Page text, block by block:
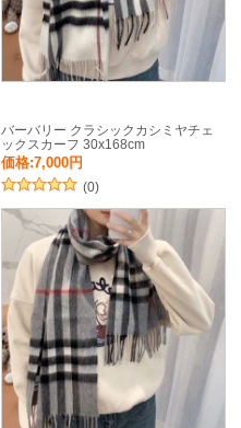
バーバリー クラシックカシミヤチェ
ックスカーフ 30x168cm
価格:7,000円
(0)